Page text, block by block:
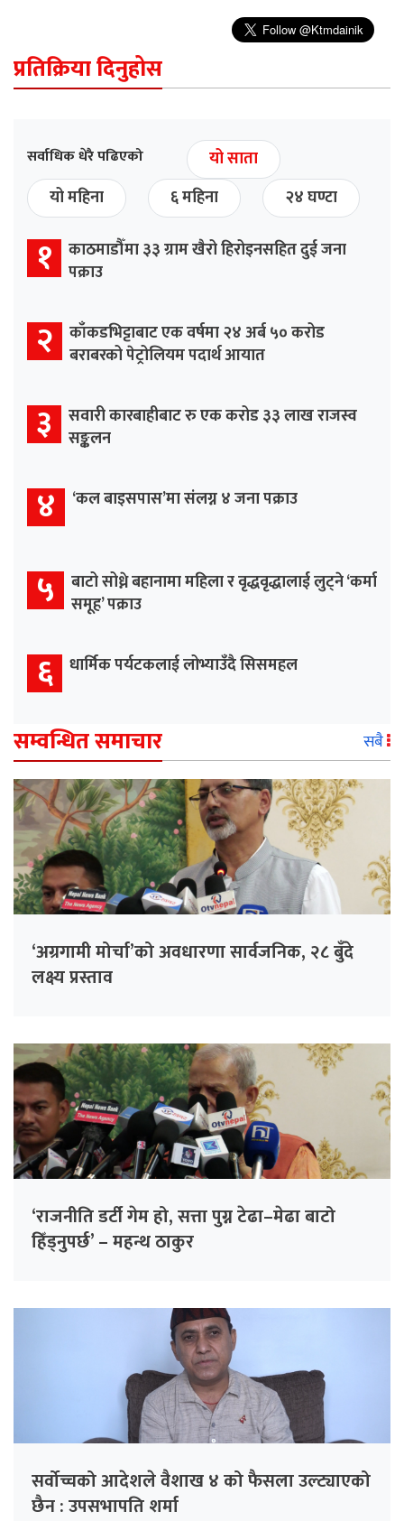
प्रतिक्रिया दिनुहोस
सर्वाधिक धेरै पढिएको
यो साता
यो महिना
६ महिना २४ घण्टा
१ काठमाडौँमा ३३ ग्राम खैरो हिरोइनसहित दुई जना
पक्राउ
२ काँकडभिट्टाबाट एक वर्षमा २४ अर्ब ५० करोड
बराबरको पेट्रोलियम पदार्थ आयात
३ सवारी कारबाहीबाट रु एक करोड ३३ लाख राजस्व
सङ्कलन
४ ‘कल बाइसपास’मा संलग्न ४ जना पक्राउ
५ बाटो सोध्ने बहानामा महिला र वृद्धवृद्धालाई लुट्ने ‘कर्मा
समूह’ पक्राउ
६ धार्मिक पर्यटकलाई लोभ्याउँदै सिसमहल
सम्वन्धित समाचार सबै
‘अग्रगामी मोर्चा’को अवधारणा सार्वजनिक, २८ बुँदे
लक्ष्य प्रस्ताव
‘राजनीति डर्टी गेम हो, सत्ता पुग्न टेढा–मेढा बाटो
हिँड्नुपर्छ’ – महन्थ ठाकुर
सर्वोच्चको आदेशले वैशाख ४ को फैसला उल्ट्याएको
छैन : उपसभापति शर्मा